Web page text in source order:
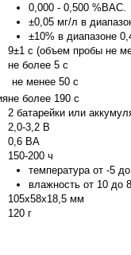
0,000 - 0,500 %BAC.
±0,05 мг/л в
±10% в диапазоне
9±1 с (объем пробы не
не более 5 с
не менее 50 с
не более 190 с
2 батарейки или
2,0-3,2 В
0,6 ВА
150-200 ч
температура от -5
влажность от 10 до
105х58х18,5 мм
120 г